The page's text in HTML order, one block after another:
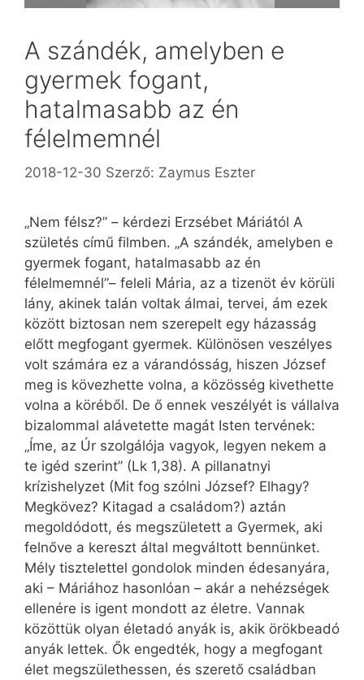
A szándék, amelyben e
gyermek fogant,
hatalmasabb az én
félelmemnél
2018-12-30 Szerző: Zaymus Eszter
„Nem félsz?” – kérdezi Erzsébet Máriától A
születés című filmben. „A szándék, amelyben e
gyermek fogant, hatalmasabb az én
félelmemnél”– feleli Mária, az a tizenöt év körüli
lány, akinek talán voltak álmai, tervei, ám ezek
között biztosan nem szerepelt egy házasság
előtt megfogant gyermek. Különösen veszélyes
volt számára ez a várandósság, hiszen József
meg is kövezhette volna, a közösség kivethette
volna a köréből. De ő ennek veszélyét is vállalva
bizalommal alávetette magát Isten tervének:
„Íme, az Úr szolgálója vagyok, legyen nekem a
te igéd szerint” (Lk 1,38). A pillanatnyi
krízishelyzet (Mit fog szólni József? Elhagy?
Megkövez? Kitagad a családom?) aztán
megoldódott, és megszületett a Gyermek, aki
felnőve a kereszt által megváltott bennünket.
Mély tisztelettel gondolok minden édesanyára,
aki – Máriához hasonlóan – akár a nehézségek
ellenére is igent mondott az életre. Vannak
közöttük olyan életadó anyák is, akik örökbeadó
anyák lettek. Ők engedték, hogy a megfogant
élet megszülethessen, és szerető családban